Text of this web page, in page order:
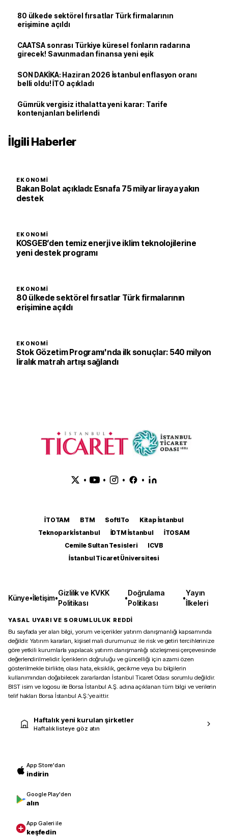
80 ülkede sektörel fırsatlar Türk firmalarının
erişimine açıldı
CAATSA sonrası Türkiye küresel fonların radarına
girecek! Savunmadan finansa yeni eşik
SON DAKİKA: Haziran 2026 İstanbul enflasyon oranı
belli oldu! İTO açıkladı
Gümrük vergisiz ithalatta yeni karar: Tarife
kontenjanları belirlendi
İlgili Haberler
EKONOMI
Bakan Bolat açıkladı: Esnafa 75 milyar liraya yakın
destek
EKONOMI
KOSGEB’den temiz enerji ve iklim teknolojilerine
yeni destek programı
EKONOMI
80 ülkede sektörel fırsatlar Türk firmalarının
erişimine açıldı
EKONOMI
Stok Gözetim Programı'nda ilk sonuçlar: 540 milyon
liralık matrah artışı sağlandı
• • • •
İTOTAM BTM SoftITo
Kitap İstanbul
Teknopark İstanbul
İDTM İstanbul
İTOSAM
Cemile Sultan Tesisleri
ICVB
İstanbul Ticaret Üniversitesi
Künye•İletişim•
Gizlilik ve KVKK
Politikası
•
Doğrulama
Politikası
•
Yayın
İlkeleri
YASAL UYARI VE SORUMLULUK REDDİ
Bu sayfada yer alan bilgi, yorum ve içerikler yatırım danışmanlığı kapsamında
değildir. Yatırım kararları, kişisel mali durumunuz ile risk ve getiri tercihlerinize
göre yetkili kurumlarla yapılacak yatırım danışmanlığı sözleşmesi çerçevesinde
değerlendirilmelidir. İçeriklerin doğruluğu ve güncelliği için azami özen
gösterilmekle birlikte, olası hata, eksiklik, gecikme veya bu bilgilerin
kullanımından doğabilecek zararlardan İstanbul Ticaret Odası sorumlu değildir.
BIST isim ve logosu ile Borsa İstanbul A.Ş. adına açıklanan tüm bilgi ve verilerin
telif hakları Borsa İstanbul A.Ş.’ye aittir.
Haftalık yeni kurulan şirketler
Haftalık listeye göz atın
App Store'dan
indirin
Google Play'den
alın
App Galeri ile
keşfedin